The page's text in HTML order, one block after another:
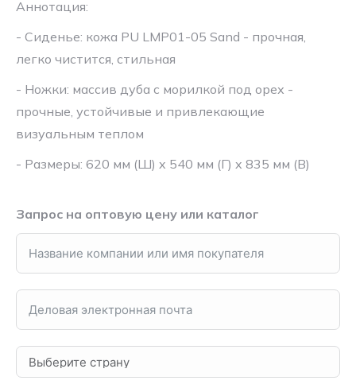
Аннотация:
- Сиденье: кожа PU LMP01-05 Sand - прочная,
легко чистится, стильная
- Ножки: массив дуба с морилкой под орех -
прочные, устойчивые и привлекающие
визуальным теплом
- Размеры: 620 мм (Ш) x 540 мм (Г) x 835 мм (В)
Запрос на оптовую цену или каталог